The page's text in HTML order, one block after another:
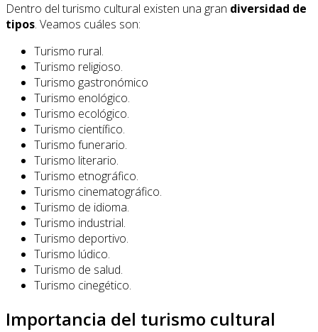
Dentro del turismo cultural existen una gran diversidad de
tipos. Veamos cuáles son:
Turismo rural.
Turismo religioso.
Turismo gastronómico
Turismo enológico.
Turismo ecológico.
Turismo científico.
Turismo funerario.
Turismo literario.
Turismo etnográfico.
Turismo cinematográfico.
Turismo de idioma.
Turismo industrial.
Turismo deportivo.
Turismo lúdico.
Turismo de salud.
Turismo cinegético.
Importancia del turismo cultural